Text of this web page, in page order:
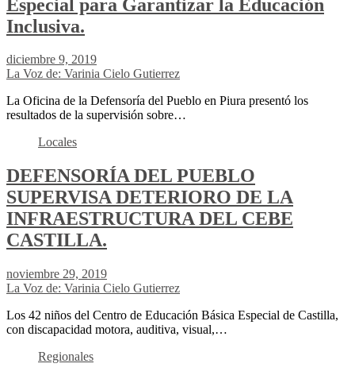
Especial para Garantizar la Educación
Inclusiva.
diciembre 9, 2019
La Voz de: Varinia Cielo Gutierrez
La Oficina de la Defensoría del Pueblo en Piura presentó los
resultados de la supervisión sobre…
Locales
DEFENSORÍA DEL PUEBLO
SUPERVISA DETERIORO DE LA
INFRAESTRUCTURA DEL CEBE
CASTILLA.
noviembre 29, 2019
La Voz de: Varinia Cielo Gutierrez
Los 42 niños del Centro de Educación Básica Especial de Castilla,
con discapacidad motora, auditiva, visual,…
Regionales